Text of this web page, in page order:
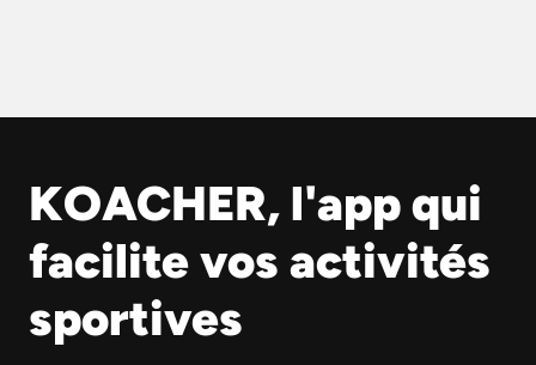
KOACHER, l'app qui
facilite vos activités
sportives